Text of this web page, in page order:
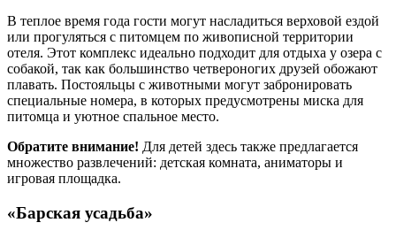
В теплое время года гости могут насладиться верховой ездой
или прогуляться с питомцем по живописной территории
отеля. Этот комплекс идеально подходит для отдыха у озера с
собакой, так как большинство четвероногих друзей обожают
плавать. Постояльцы с животными могут забронировать
специальные номера, в которых предусмотрены миска для
питомца и уютное спальное место.
Обратите внимание! Для детей здесь также предлагается
множество развлечений: детская комната, аниматоры и
игровая площадка.
«Барская усадьба»